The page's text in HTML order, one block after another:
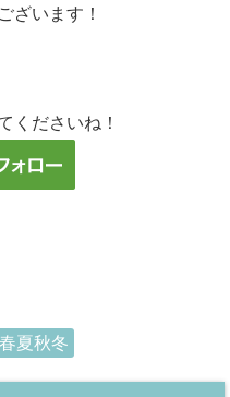
ざいます！
くださいね！
夏秋冬